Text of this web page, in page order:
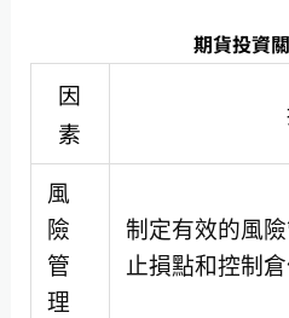
期貨投資
因
素
風
險
管
理
制定有效的風
止損點和控制倉